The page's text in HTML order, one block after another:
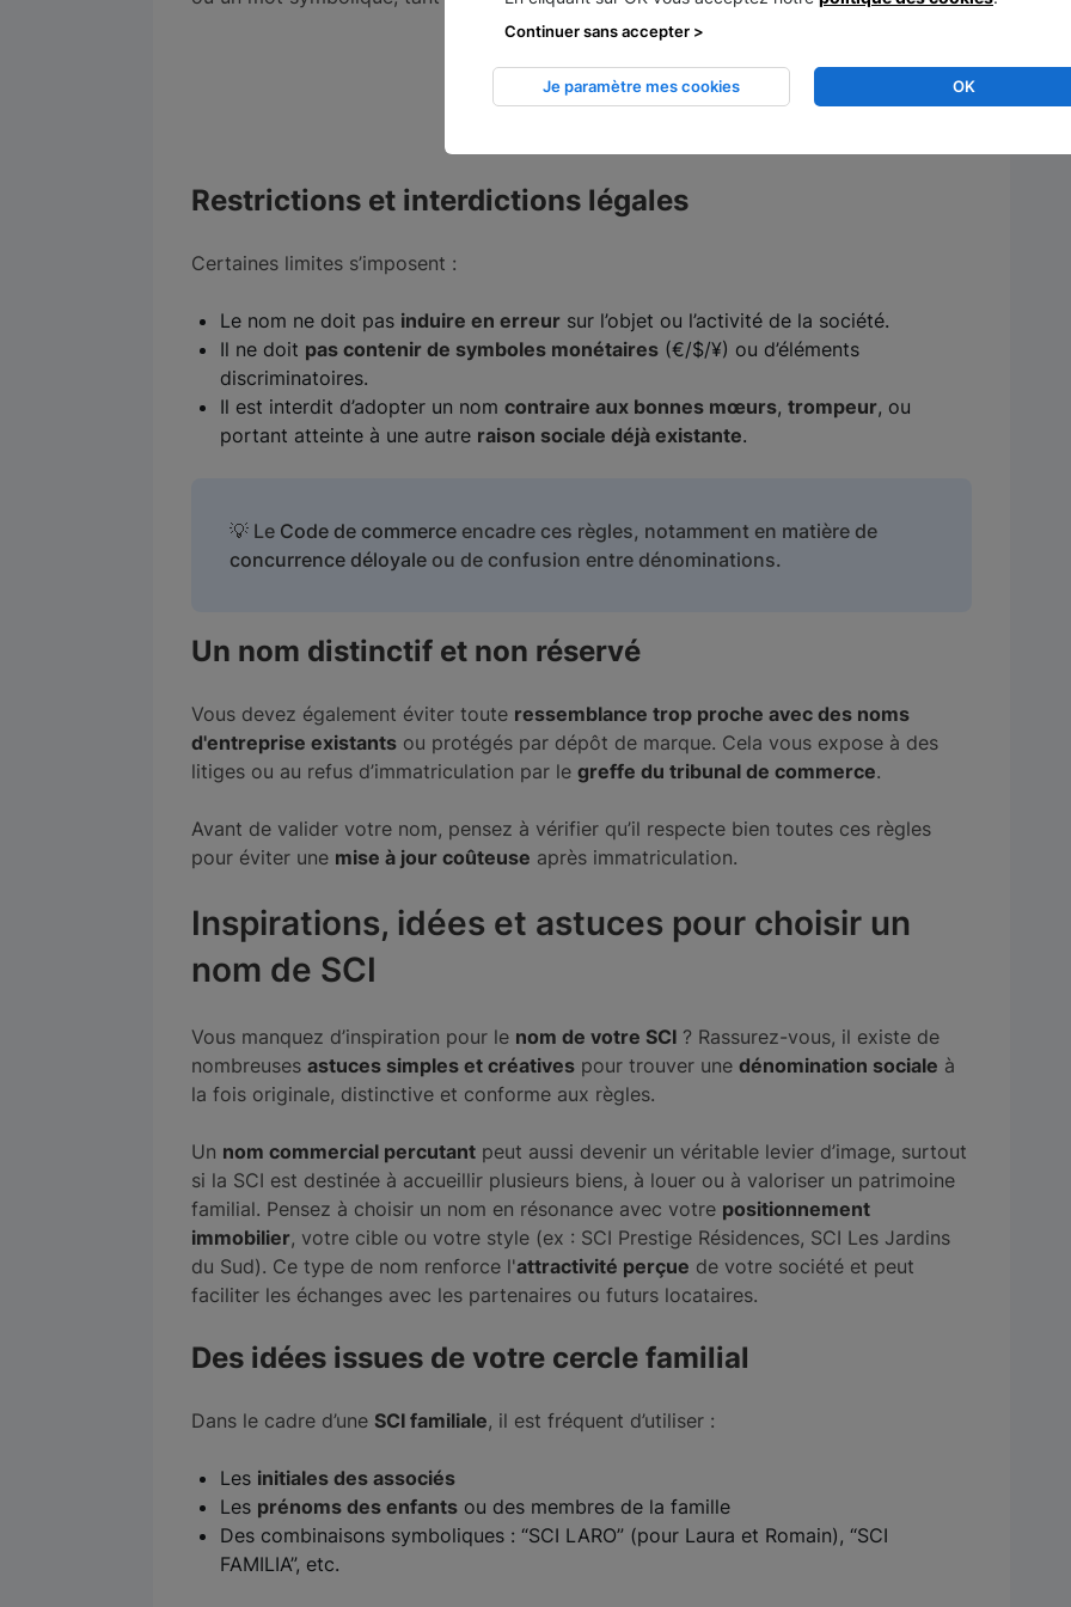
Restrictions et interdictions légales
Certaines limites s’imposent :
Le nom ne doit pas induire en erreur sur l’objet ou l’activité de la société.
Il ne doit pas contenir de symboles monétaires (€/$/¥) ou d’éléments
discriminatoires.
Il est interdit d’adopter un nom contraire aux bonnes mœurs, trompeur, ou
portant atteinte à une autre raison sociale déjà existante.
💡 Le Code de commerce encadre ces règles, notamment en matière de
concurrence déloyale ou de confusion entre dénominations.
Un nom distinctif et non réservé
Vous devez également éviter toute ressemblance trop proche avec des noms
d'entreprise existants ou protégés par dépôt de marque. Cela vous expose à des
litiges ou au refus d’immatriculation par le greffe du tribunal de commerce.
Avant de valider votre nom, pensez à vérifier qu’il respecte bien toutes ces règles
pour éviter une mise à jour coûteuse après immatriculation.
Inspirations, idées et astuces pour choisir un
nom de SCI
Vous manquez d’inspiration pour le nom de votre SCI ? Rassurez-vous, il existe de
nombreuses astuces simples et créatives pour trouver une dénomination sociale à
la fois originale, distinctive et conforme aux règles.
Un nom commercial percutant peut aussi devenir un véritable levier d’image, surtout
si la SCI est destinée à accueillir plusieurs biens, à louer ou à valoriser un patrimoine
familial. Pensez à choisir un nom en résonance avec votre positionnement
immobilier, votre cible ou votre style (ex : SCI Prestige Résidences, SCI Les Jardins
du Sud). Ce type de nom renforce l'attractivité perçue de votre société et peut
faciliter les échanges avec les partenaires ou futurs locataires.
Des idées issues de votre cercle familial
Dans le cadre d’une SCI familiale, il est fréquent d’utiliser :
Les initiales des associés
Les prénoms des enfants ou des membres de la famille
Des combinaisons symboliques : “SCI LARO” (pour Laura et Romain), “SCI
FAMILIA”, etc.
OK
Je paramètre mes cookies
Continuer sans accepter >